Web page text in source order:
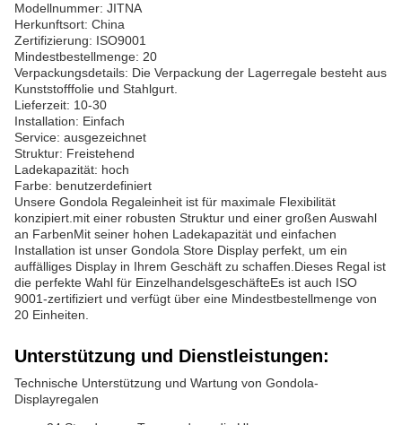
Modellnummer: JITNA
Herkunftsort: China
Zertifizierung: ISO9001
Mindestbestellmenge: 20
Verpackungsdetails: Die Verpackung der Lagerregale besteht aus
Kunststofffolie und Stahlgurt.
Lieferzeit: 10-30
Installation: Einfach
Service: ausgezeichnet
Struktur: Freistehend
Ladekapazität: hoch
Farbe: benutzerdefiniert
Unsere Gondola Regaleinheit ist für maximale Flexibilität
konzipiert.mit einer robusten Struktur und einer großen Auswahl
an FarbenMit seiner hohen Ladekapazität und einfachen
Installation ist unser Gondola Store Display perfekt, um ein
auffälliges Display in Ihrem Geschäft zu schaffen.Dieses Regal ist
die perfekte Wahl für EinzelhandelsgeschäfteEs ist auch ISO
9001-zertifiziert und verfügt über eine Mindestbestellmenge von
20 Einheiten.
Unterstützung und Dienstleistungen:
Technische Unterstützung und Wartung von Gondola-
Displayregalen